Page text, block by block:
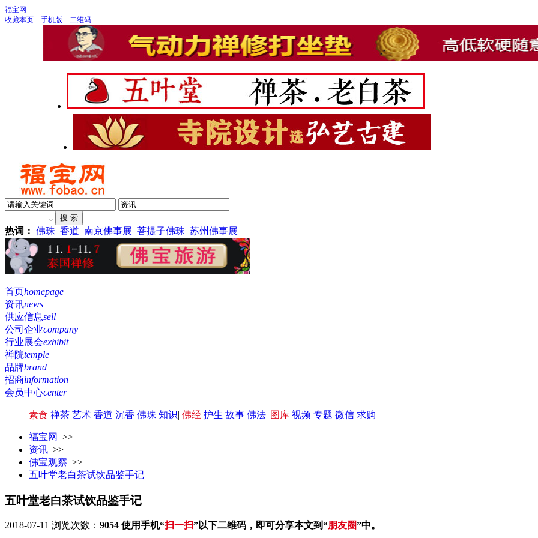
福宝网
收藏本页
手机版 二维码
热词： 佛珠 香道 南京佛事展 菩提子佛珠 苏州佛事展
首页homepage
资讯news
供应信息sell
公司企业company
行业展会exhibit
禅院temple
品牌brand
招商information
会员中心center
素食 禅茶 艺术 香道 沉香 佛珠 知识| 佛经 护生 故事 佛法| 图库 视频 专题 微信 求购
福宝网
>>
资讯 >>
佛宝观察 >>
五叶堂老白茶试饮品鉴手记
五叶堂老白茶试饮品鉴手记
2018-07-11 浏览次数： 9054 使用手机“扫一扫”以下二维码，即可分享本文到“朋友圈”中。